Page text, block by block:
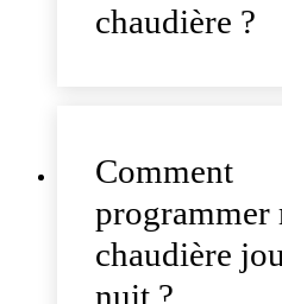
chaudière ?
Comment
programmer
chaudière
nuit ?